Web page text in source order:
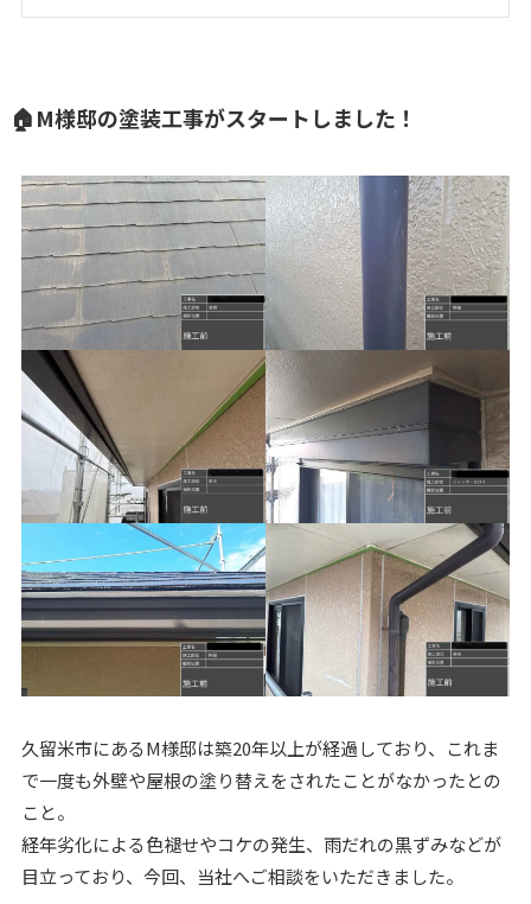
🏠M様邸の塗装工事がスタートしました！
久留米市にあるM様邸は築20年以上が経過しており、これま
で一度も外壁や屋根の塗り替えをされたことがなかったとの
こと。
経年劣化による色褪せやコケの発生、雨だれの黒ずみなどが
目立っており、今回、当社へご相談をいただきました。